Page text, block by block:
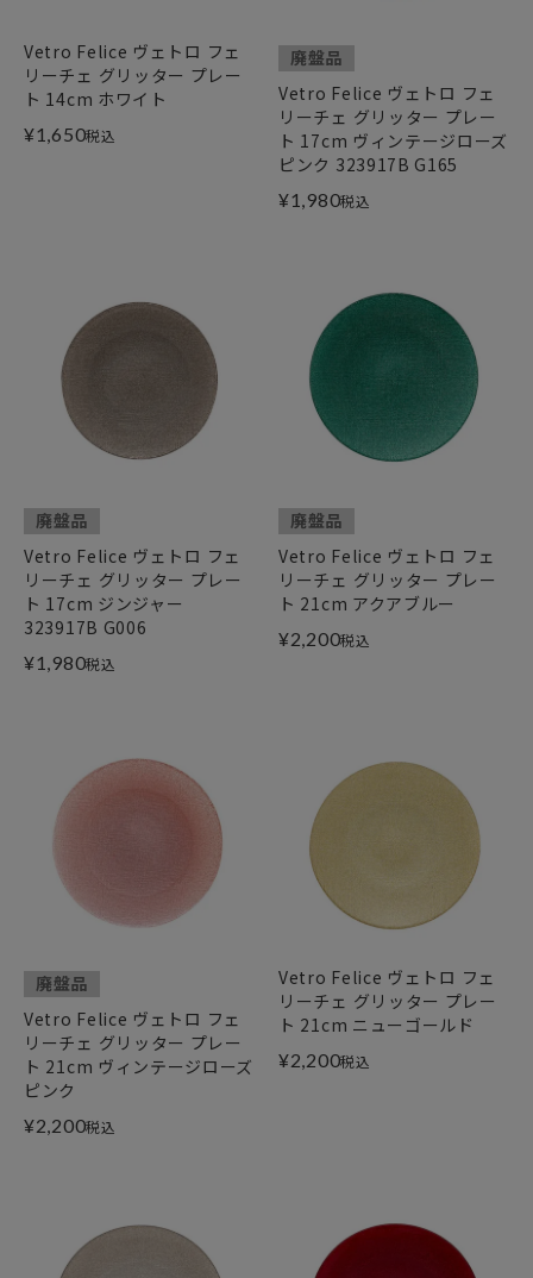
Vetro Felice ヴェトロ フェ
リーチェ グリッター プレー
ト 14cm ホワイト
¥1,650税込
廃盤品
Vetro Felice ヴェトロ フェ
リーチェ グリッター プレー
ト 17cm ヴィンテージローズ
ピンク 323917B G165
¥1,980税込
廃盤品
Vetro Felice ヴェトロ フェ
リーチェ グリッター プレー
ト 17cm ジンジャー
323917B G006
¥1,980税込
廃盤品
Vetro Felice ヴェトロ フェ
リーチェ グリッター プレー
ト 21cm アクアブルー
¥2,200税込
廃盤品
Vetro Felice ヴェトロ フェ
リーチェ グリッター プレー
ト 21cm ヴィンテージローズ
ピンク
¥2,200税込
Vetro Felice ヴェトロ フェ
リーチェ グリッター プレー
ト 21cm ニューゴールド
¥2,200税込